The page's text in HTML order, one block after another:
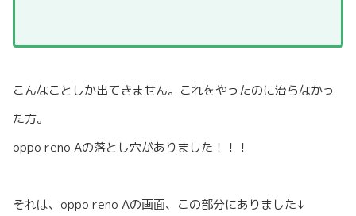
こんなことしか出てきません。これをやったのに治らなかっ
た方。
oppo reno Aの落とし穴がありました！！！
それは、oppo reno Aの画面、この部分にありました↓